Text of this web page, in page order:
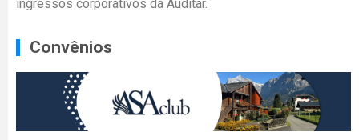
ingressos corporativos da Auditar.
Convênios